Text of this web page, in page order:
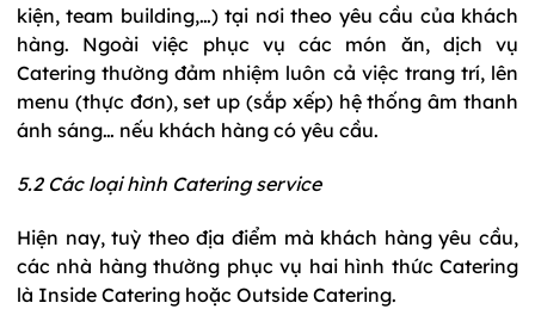
kiện, team building,…) tại nơi theo yêu cầu của khách
hàng. Ngoài việc phục vụ các món ăn, dịch vụ
Catering thường đảm nhiệm luôn cả việc trang trí, lên
menu (thực đơn), set up (sắp xếp) hệ thống âm thanh
ánh sáng… nếu khách hàng có yêu cầu.
5.2 Các loại hình Catering service
Hiện nay, tuỳ theo địa điểm mà khách hàng yêu cầu,
các nhà hàng thường phục vụ hai hình thức Catering
là Inside Catering hoặc Outside Catering.